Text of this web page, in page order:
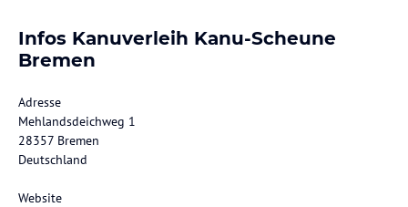
Infos Kanuverleih Kanu-Scheune
Bremen
Adresse
Mehlandsdeichweg 1
28357 Bremen
Deutschland
Website